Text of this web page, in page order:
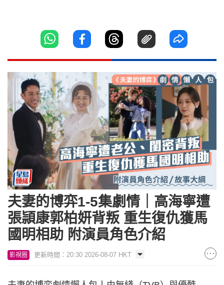
夫妻的博弈1-5集劇情｜高海寧遭
張頴康郭柏妍背叛 重生復仇獲馬
國明相助 附演員角色介紹
影視圈 更新時間：20:30 2026-08-07 HKT